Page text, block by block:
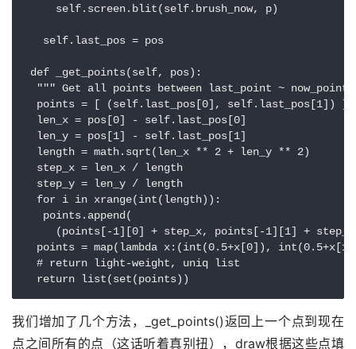
     self.screen.blit(self.brush_now, p)
   self.last_pos = pos
def _get_points(self, pos):
""" Get all points between last_point ~
  points = [ (self.last_pos[0], self.last_pos[1]) ]
  len_x = pos[0] - self.last_pos[0]
  len_y = pos[1] - self.last_pos[1]
  length = math.sqrt(len_x ** 2 + len_y ** 2)
  step_x = len_x / length
  step_y = len_y / length
  for i in xrange(int(length)):
   points.append(
(points[-1][0] + step_x, points[-1][1] +
points = map(lambda x:(int(0.5+x[0]),
  # return light-weight, uniq list
我们增加了几个方法，_get_points()返回上一个点到现在
点之间所有的点（这话听着真别扭），draw根据这些点填